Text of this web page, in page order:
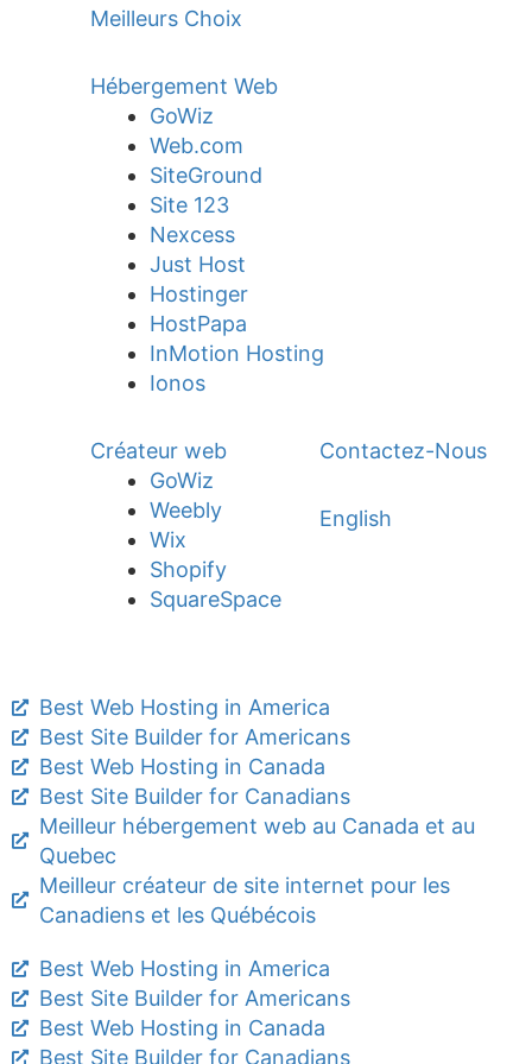
Meilleurs Choix
Hébergement Web
GoWiz
Web.com
SiteGround
Site 123
Nexcess
Just Host
Hostinger
HostPapa
InMotion Hosting
Ionos
Créateur web
GoWiz
Weebly
Wix
Shopify
SquareSpace
Contactez-Nous
English
Best Web Hosting in America
Best Site Builder for Americans
Best Web Hosting in Canada
Best Site Builder for Canadians
Meilleur hébergement web au Canada et au
Quebec
Meilleur créateur de site internet pour les
Canadiens et les Québécois
Best Web Hosting in America
Best Site Builder for Americans
Best Web Hosting in Canada
Best Site Builder for Canadians